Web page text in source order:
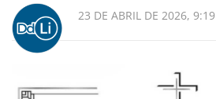
23 DE ABRIL DE 2026, 9:19